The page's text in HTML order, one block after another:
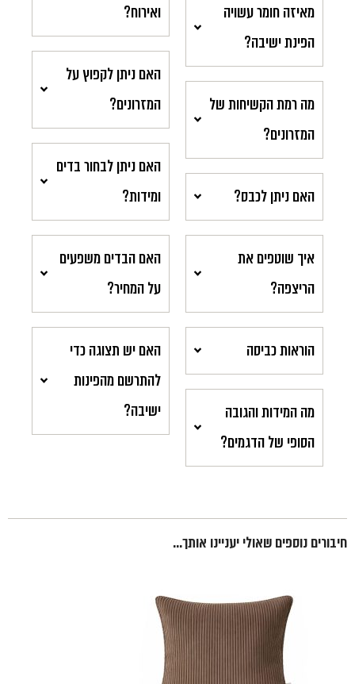
מאיזה חומר עשויה
הפינת ישיבה?
מה רמת הקשיחות של
המזרונים?
האם ניתן לכבס?
איך שוטפים את
הריצפה?
הוראות כביסה
מה המידות והגובה
הסופי של הדגמים?
ואירוח?
האם ניתן לקפוץ על
המזרונים?
האם ניתן לבחור בדים
ומידות?
האם הבדים משפעים
על המחיר?
האם יש תצוגה כדי
להתרשם מהפינות
ישיבה?
חיבורים נוספים שאולי יעניינו אותך...